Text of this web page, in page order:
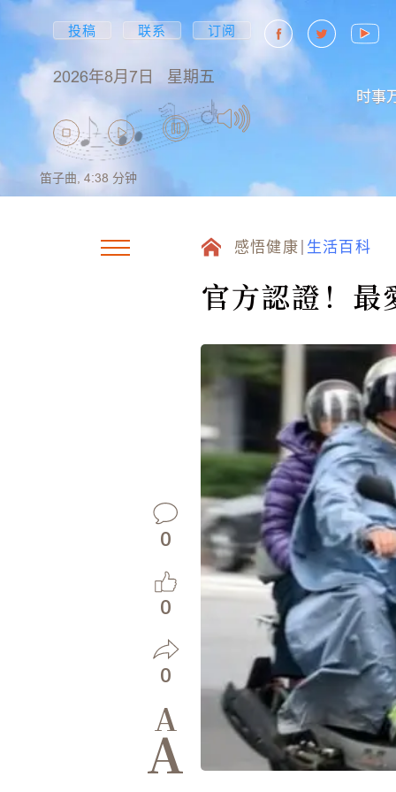
投稿 联系 订阅
2026年8月7日 星期五
时事
笛子曲, 4:38 分钟
感悟健康 生活百科
官方認證！
0
0
0
A
A